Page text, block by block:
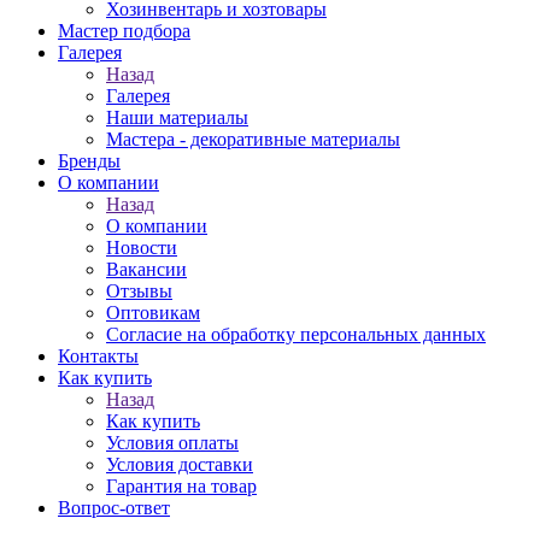
Хозинвентарь и хозтовары
Мастер подбора
Галерея
Назад
Галерея
Наши материалы
Мастера - декоративные материалы
Бренды
О компании
Назад
О компании
Новости
Вакансии
Отзывы
Оптовикам
Cогласие на обработку персональных данных
Контакты
Как купить
Назад
Как купить
Условия оплаты
Условия доставки
Гарантия на товар
Вопрос-ответ